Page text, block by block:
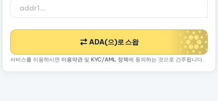
ADA(으)로 스왑
서비스를 이용하시면 이용약관 및 KYC/AML 정책에 동의하는 것으로 간주됩니다.